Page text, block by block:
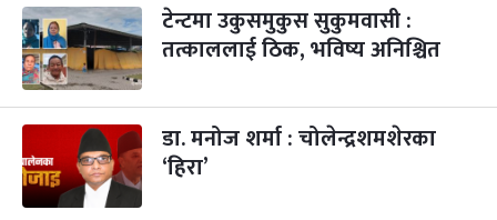
५
बिहि
पापा‌ङ्कुशा एकादशी व्रत
कार्तिक ५, २०८३
२ महिना बाँकी
आइत
कुकुर तिहार
कार्तिक २२, २०८३-Nov 8, 2026
३ महिना बाँकी
गाई पूजा
टेन्टमा उकुसमुकुस सुकुमवासी :
तत्काललाई ठिक, भविष्य अनिश्चित
डा. मनोज शर्मा : चोलेन्द्रशमशेरका
‘हिरा’